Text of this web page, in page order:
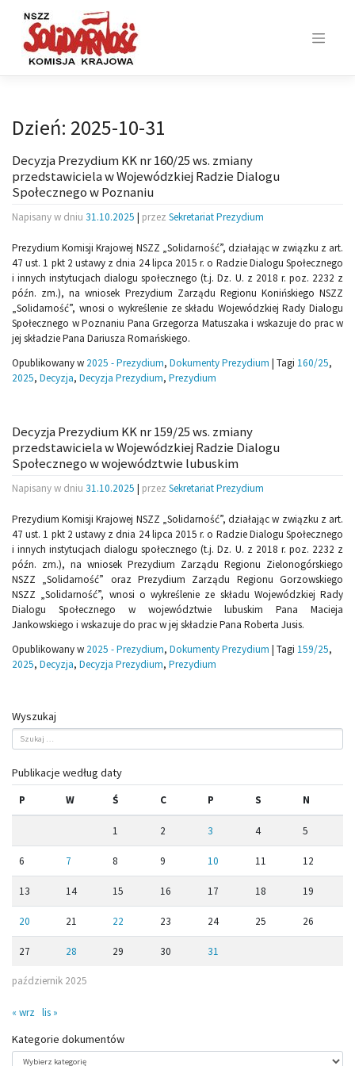
content
Dzień: 2025-10-31
Decyzja Prezydium KK nr 160/25 ws. zmiany
przedstawiciela w Wojewódzkiej Radzie Dialogu
Społecznego w Poznaniu
Napisany w dniu 31.10.2025 | przez Sekretariat Prezydium
Prezydium Komisji Krajowej NSZZ „Solidarność”, działając w związku z art.
47 ust. 1 pkt 2 ustawy z dnia 24 lipca 2015 r. o Radzie Dialogu Społecznego
i innych instytucjach dialogu społecznego (t.j. Dz. U. z 2018 r. poz. 2232 z
późn. zm.), na wniosek Prezydium Zarządu Regionu Konińskiego NSZZ
„Solidarność”, wnosi o wykreślenie ze składu Wojewódzkiej Rady Dialogu
Społecznego w Poznaniu Pana Grzegorza Matuszaka i wskazuje do prac w
jej składzie Pana Dariusza Romańskiego.
Opublikowany w 2025 - Prezydium, Dokumenty Prezydium | Tagi 160/25,
2025, Decyzja, Decyzja Prezydium, Prezydium
Decyzja Prezydium KK nr 159/25 ws. zmiany
przedstawiciela w Wojewódzkiej Radzie Dialogu
Społecznego w województwie lubuskim
Napisany w dniu 31.10.2025 | przez Sekretariat Prezydium
Prezydium Komisji Krajowej NSZZ „Solidarność”, działając w związku z art.
47 ust. 1 pkt 2 ustawy z dnia 24 lipca 2015 r. o Radzie Dialogu Społecznego
i innych instytucjach dialogu społecznego (t.j. Dz. U. z 2018 r. poz. 2232 z
późn. zm.), na wniosek Prezydium Zarządu Regionu Zielonogórskiego
NSZZ „Solidarność” oraz Prezydium Zarządu Regionu Gorzowskiego
NSZZ „Solidarność”, wnosi o wykreślenie ze składu Wojewódzkiej Rady
Dialogu Społecznego w województwie lubuskim Pana Macieja
Jankowskiego i wskazuje do prac w jej składzie Pana Roberta Jusis.
Opublikowany w 2025 - Prezydium, Dokumenty Prezydium | Tagi 159/25,
2025, Decyzja, Decyzja Prezydium, Prezydium
Wyszukaj
Publikacje według daty
październik 2025
P W Ś C P S N
1 2 3 4 5
6 7 8 9 10 11 12
13 14 15 16 17 18 19
20 21 22 23 24 25 26
27 28 29 30 31
« wrz lis »
Kategorie dokumentów